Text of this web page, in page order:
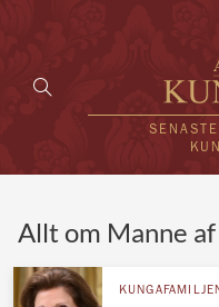
Allt om Manne